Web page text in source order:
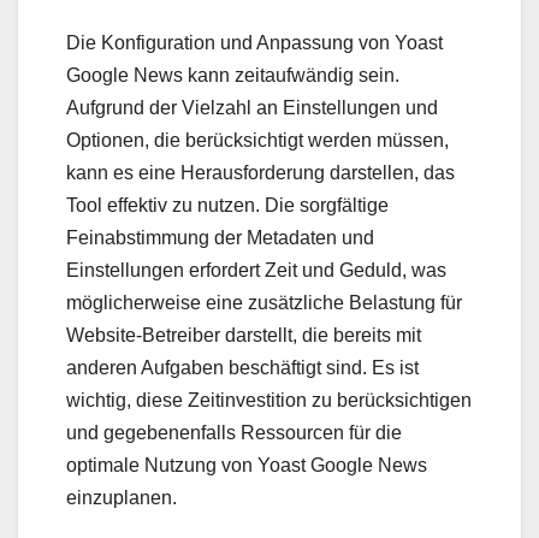
Die Konfiguration und Anpassung von Yoast
Google News kann zeitaufwändig sein.
Aufgrund der Vielzahl an Einstellungen und
Optionen, die berücksichtigt werden müssen,
kann es eine Herausforderung darstellen, das
Tool effektiv zu nutzen. Die sorgfältige
Feinabstimmung der Metadaten und
Einstellungen erfordert Zeit und Geduld, was
möglicherweise eine zusätzliche Belastung für
Website-Betreiber darstellt, die bereits mit
anderen Aufgaben beschäftigt sind. Es ist
wichtig, diese Zeitinvestition zu berücksichtigen
und gegebenenfalls Ressourcen für die
optimale Nutzung von Yoast Google News
einzuplanen.